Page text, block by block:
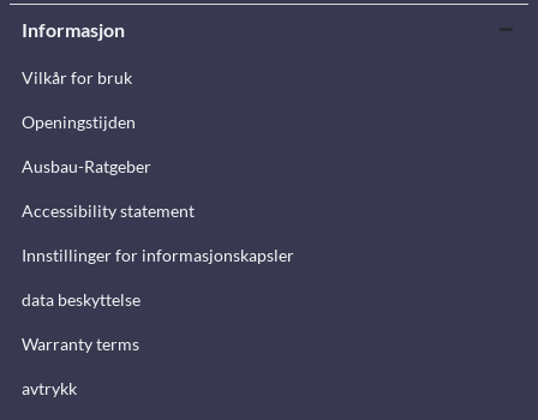
Informasjon
Vilkår for bruk
Openingstijden
Ausbau-Ratgeber
Accessibility statement
Innstillinger for informasjonskapsler
data beskyttelse
Warranty terms
avtrykk